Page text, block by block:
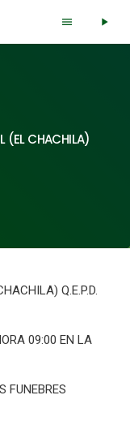
menu play_arrow
(EL CHACHILA)
Q.E.P.D.
09:00 EN LA
FUNEBRES